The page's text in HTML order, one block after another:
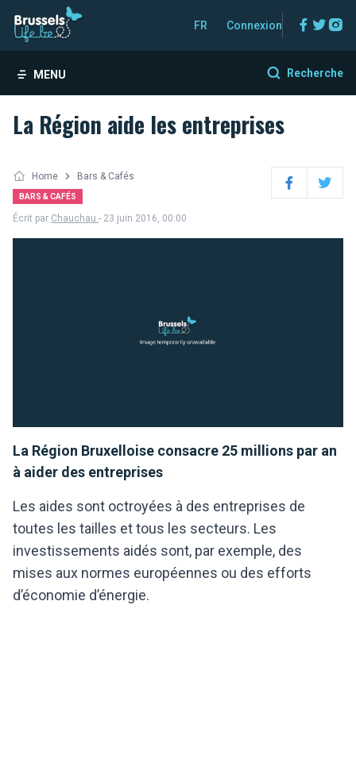
FR Connexion
MENU Recherche
La Région aide les entreprises
Home Bars & Cafés
BARS & CAFÉS FacebookTwitter
Écrit par Chauchau - 23 juin 2016, 00:00
La Région Bruxelloise consacre 25 millions par an
à aider des entreprises
Les aides sont octroyées à des entreprises de
toutes les tailles et tous les secteurs. Les
investissements aidés sont, par exemple, des
mises aux normes européennes ou des efforts
d’économie d’énergie.